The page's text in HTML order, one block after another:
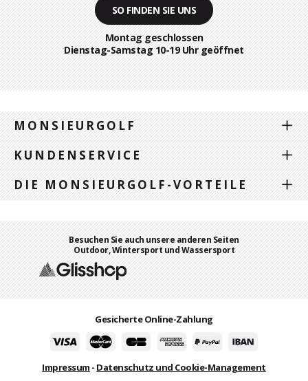
SO FINDEN SIE UNS
Montag geschlossen
Dienstag-Samstag 10-19 Uhr geöffnet
MONSIEURGOLF
KUNDENSERVICE
DIE MONSIEURGOLF-VORTEILE
Besuchen Sie auch unsere anderen Seiten
Outdoor, Wintersport und Wassersport
Gesicherte Online-Zahlung
Impressum - Datenschutz und Cookie-Management